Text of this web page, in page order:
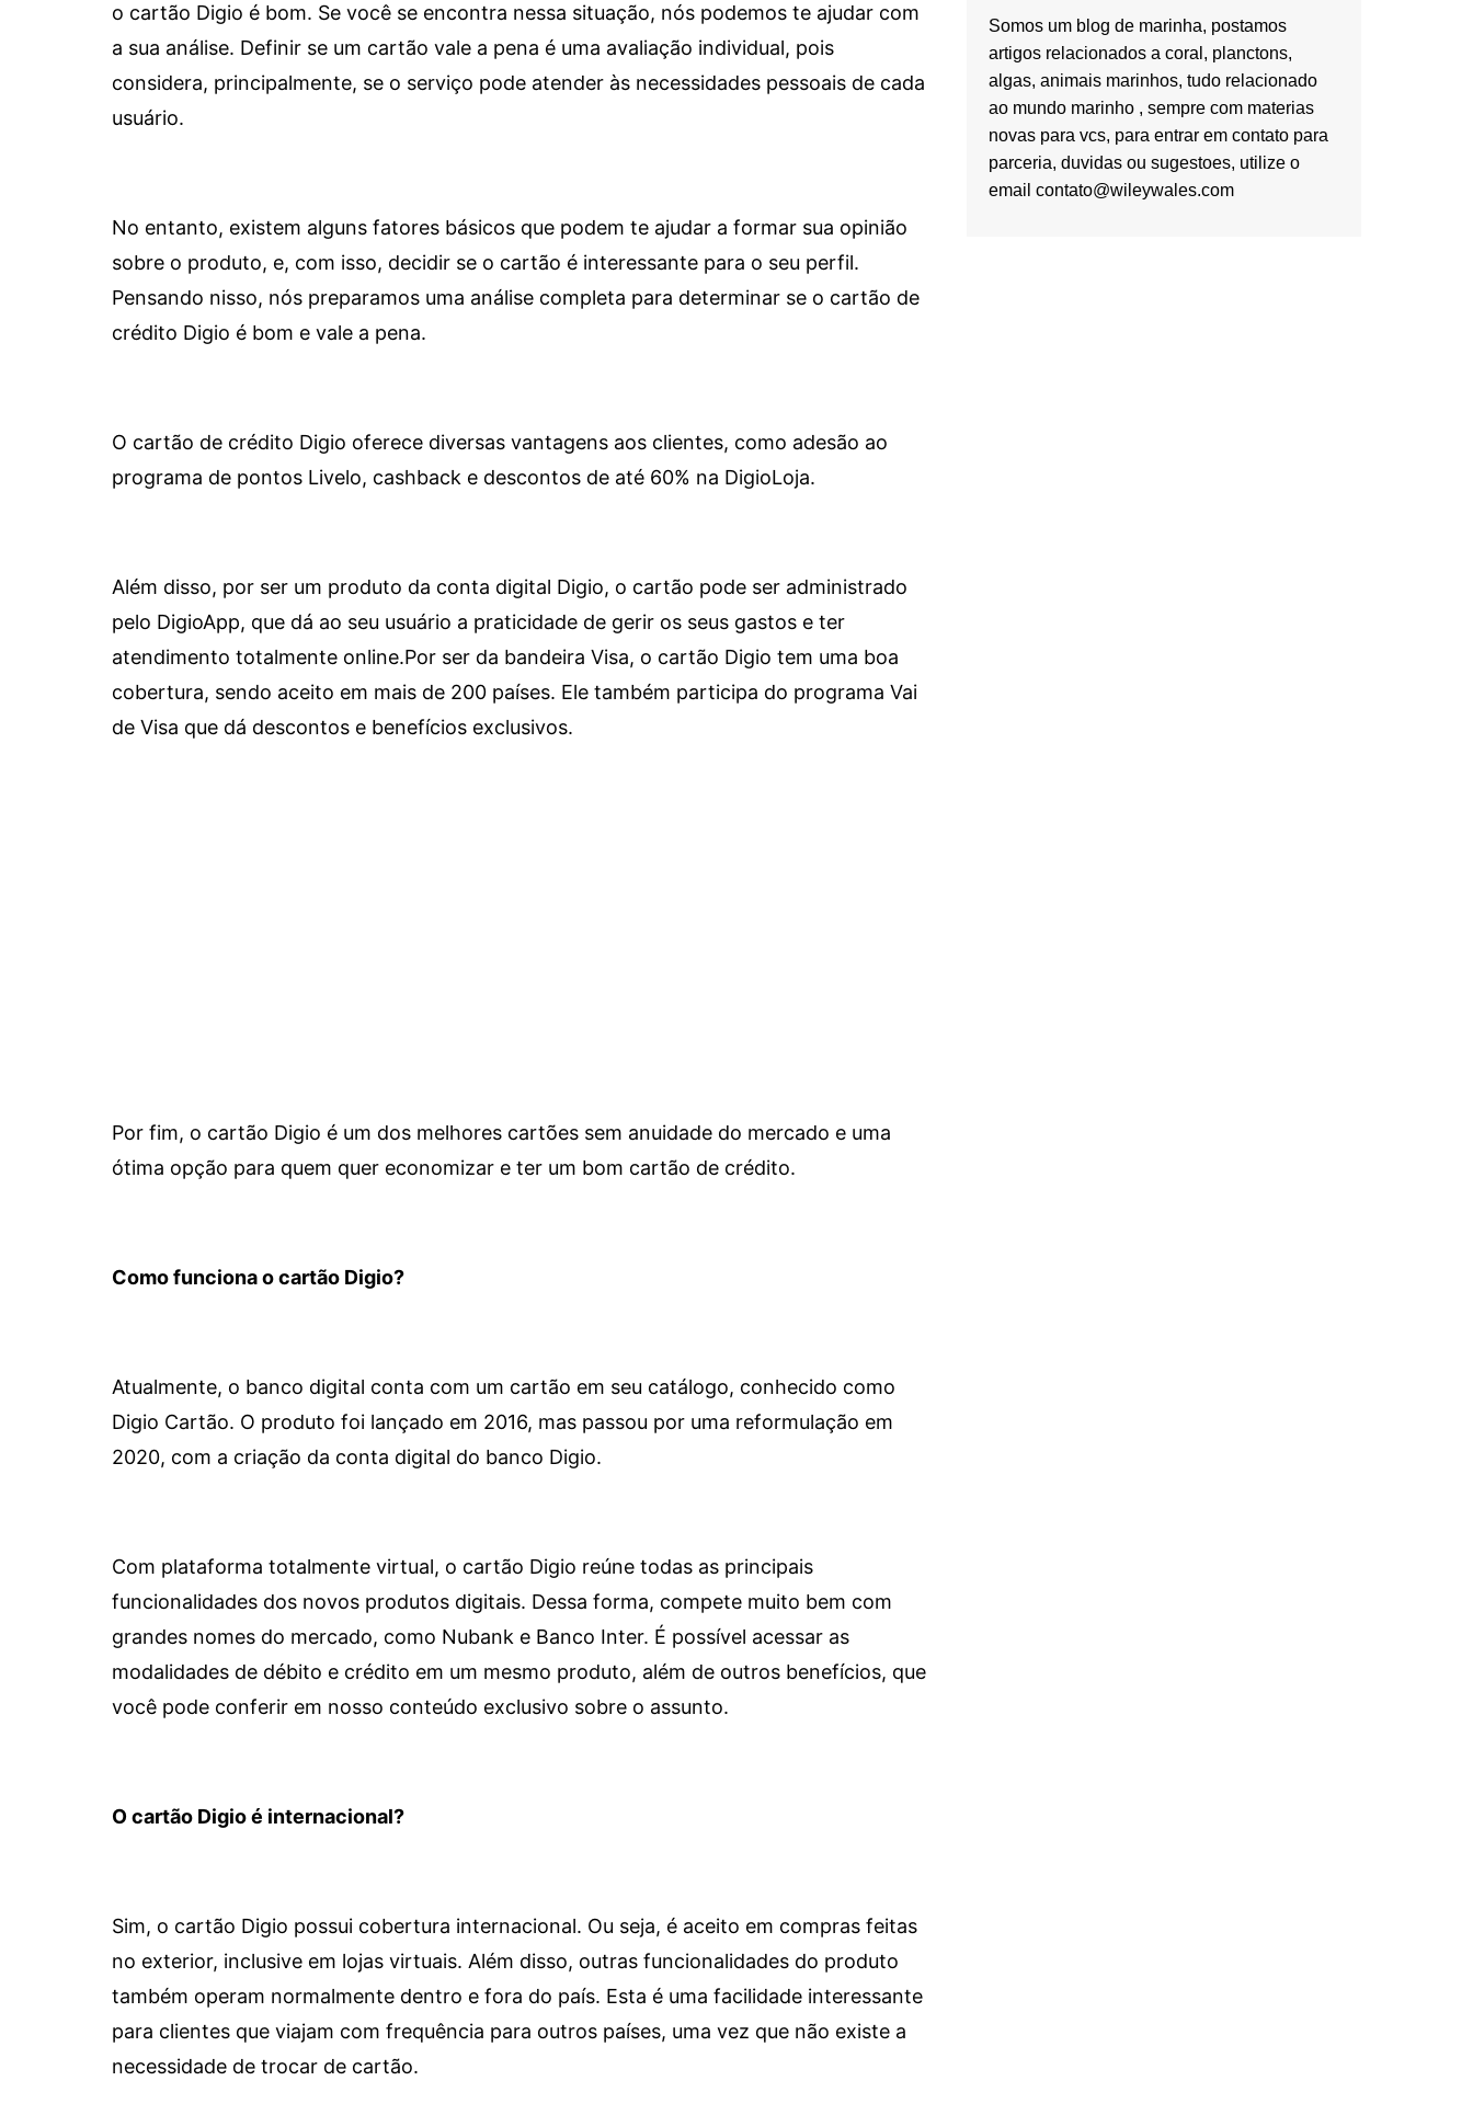
o cartão Digio é bom. Se você se encontra nessa situação, nós podemos te ajudar com
a sua análise. Definir se um cartão vale a pena é uma avaliação individual, pois
considera, principalmente, se o serviço pode atender às necessidades pessoais de cada
usuário.
No entanto, existem alguns fatores básicos que podem te ajudar a formar sua opinião
sobre o produto, e, com isso, decidir se o cartão é interessante para o seu perfil.
Pensando nisso, nós preparamos uma análise completa para determinar se o cartão de
crédito Digio é bom e vale a pena.
O cartão de crédito Digio oferece diversas vantagens aos clientes, como adesão ao
programa de pontos Livelo, cashback e descontos de até 60% na DigioLoja.
Além disso, por ser um produto da conta digital Digio, o cartão pode ser administrado
pelo DigioApp, que dá ao seu usuário a praticidade de gerir os seus gastos e ter
atendimento totalmente online.Por ser da bandeira Visa, o cartão Digio tem uma boa
cobertura, sendo aceito em mais de 200 países. Ele também participa do programa Vai
de Visa que dá descontos e benefícios exclusivos.
Por fim, o cartão Digio é um dos melhores cartões sem anuidade do mercado e uma
ótima opção para quem quer economizar e ter um bom cartão de crédito.
Como funciona o cartão Digio?
Atualmente, o banco digital conta com um cartão em seu catálogo, conhecido como
Digio Cartão. O produto foi lançado em 2016, mas passou por uma reformulação em
2020, com a criação da conta digital do banco Digio.
Com plataforma totalmente virtual, o cartão Digio reúne todas as principais
funcionalidades dos novos produtos digitais. Dessa forma, compete muito bem com
grandes nomes do mercado, como Nubank e Banco Inter. É possível acessar as
modalidades de débito e crédito em um mesmo produto, além de outros benefícios, que
você pode conferir em nosso conteúdo exclusivo sobre o assunto.
O cartão Digio é internacional?
Sim, o cartão Digio possui cobertura internacional. Ou seja, é aceito em compras feitas
no exterior, inclusive em lojas virtuais. Além disso, outras funcionalidades do produto
também operam normalmente dentro e fora do país. Esta é uma facilidade interessante
para clientes que viajam com frequência para outros países, uma vez que não existe a
necessidade de trocar de cartão.
Somos um blog de marinha, postamos
artigos relacionados a coral, planctons,
algas, animais marinhos, tudo relacionado
ao mundo marinho , sempre com materias
novas para vcs, para entrar em contato para
parceria, duvidas ou sugestoes, utilize o
email contato@wileywales.com